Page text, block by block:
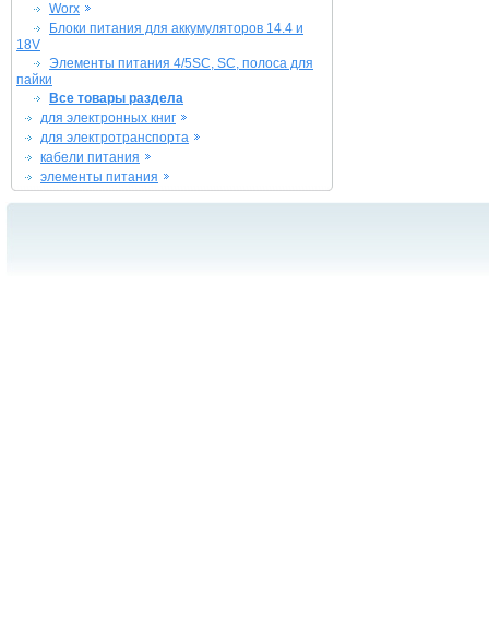
Worx
Блоки питания для аккумуляторов 14.4 и
18V
Элементы питания 4/5SC, SC, полоса для
пайки
Все товары раздела
для электронных книг
для электротранспорта
кабели питания
элементы питания